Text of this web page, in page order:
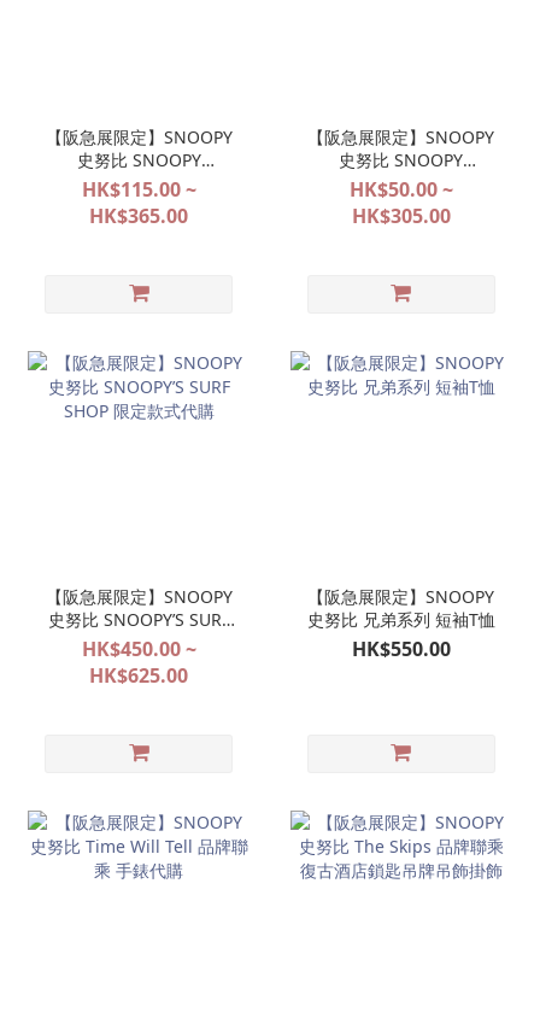
【阪急展限定】SNOOPY
史努比 SNOOPY
FESTIVAL
POP&SURPRISE 大阪限定
系列代購
HK$115.00 ~
HK$365.00
【阪急展限定】SNOOPY
史努比 SNOOPY
FESTIVAL
POP&SURPRISE 大阪限定
系列代購
HK$50.00 ~
HK$305.00
【阪急展限定】SNOOPY
史努比 SNOOPY’S SURF
SHOP 限定款式代購
HK$450.00 ~
HK$625.00
【阪急展限定】SNOOPY
史努比 兄弟系列 短袖T恤
HK$550.00